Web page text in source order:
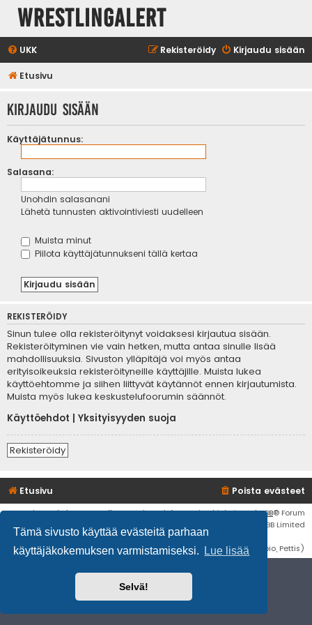
Tämä sivusto käyttää evästeitä parhaan
käyttäjäkokemuksen varmistamiseksi.
Lue lisää
Selvä!
WrestlingAlert
UKK Kirjaudu sisään
Rekisteröidy
Etusivu
Kirjaudu sisään
Käyttäjätunnus:
Salasana:
Unohdin salasanani
Lähetä tunnusten aktivointiviesti uudelleen
Muista minut
Piilota käyttäjätunnukseni tällä kertaa
REKISTERÖIDY
Sinun tulee olla rekisteröitynyt voidaksesi kirjautua sisään.
Rekisteröityminen vie vain hetken, mutta antaa sinulle lisää
mahdollisuuksia. Sivuston ylläpitäjä voi myös antaa
erityisoikeuksia rekisteröityneille käyttäjille. Muista lukea
käyttöehtomme ja siihen liittyvät käytännöt ennen kirjautumista.
Muista myös lukea keskustelufoorumin säännöt.
Käyttöehdot
Yksityisyyden suoja
Rekisteröidy
Etusivu Poista evästeet
Flat Style byIan Bradley• Keskustelufoorumin ohjelmistophpBB® Forum
Software © phpBB Limited
Käännös: phpBB Suomi (lurttinen, harritapio, Pettis)